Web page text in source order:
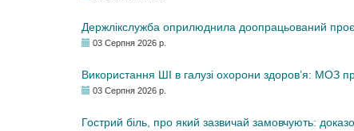
Держлікслужба оприлюднила доопрацьований
03 Серпня 2026 р.
Використання ШІ в галузі охорони здоров’я: МОЗ
03 Серпня 2026 р.
Гострий біль, про який зазвичай замовчують: